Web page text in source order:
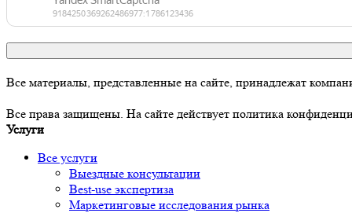
Все материалы, представленные на сайте, принадлежат
Все права защищены. На сайте действует политика
Услуги
Все услуги
Выездные консультации
Best-use экспертиза
Маркетинговые исследования рынка